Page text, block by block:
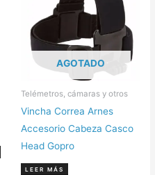
AGOTADO
Telémetros, cámaras y otros
Vincha Correa Arnes
Accesorio Cabeza Casco
Head Gopro
LEER MÁS